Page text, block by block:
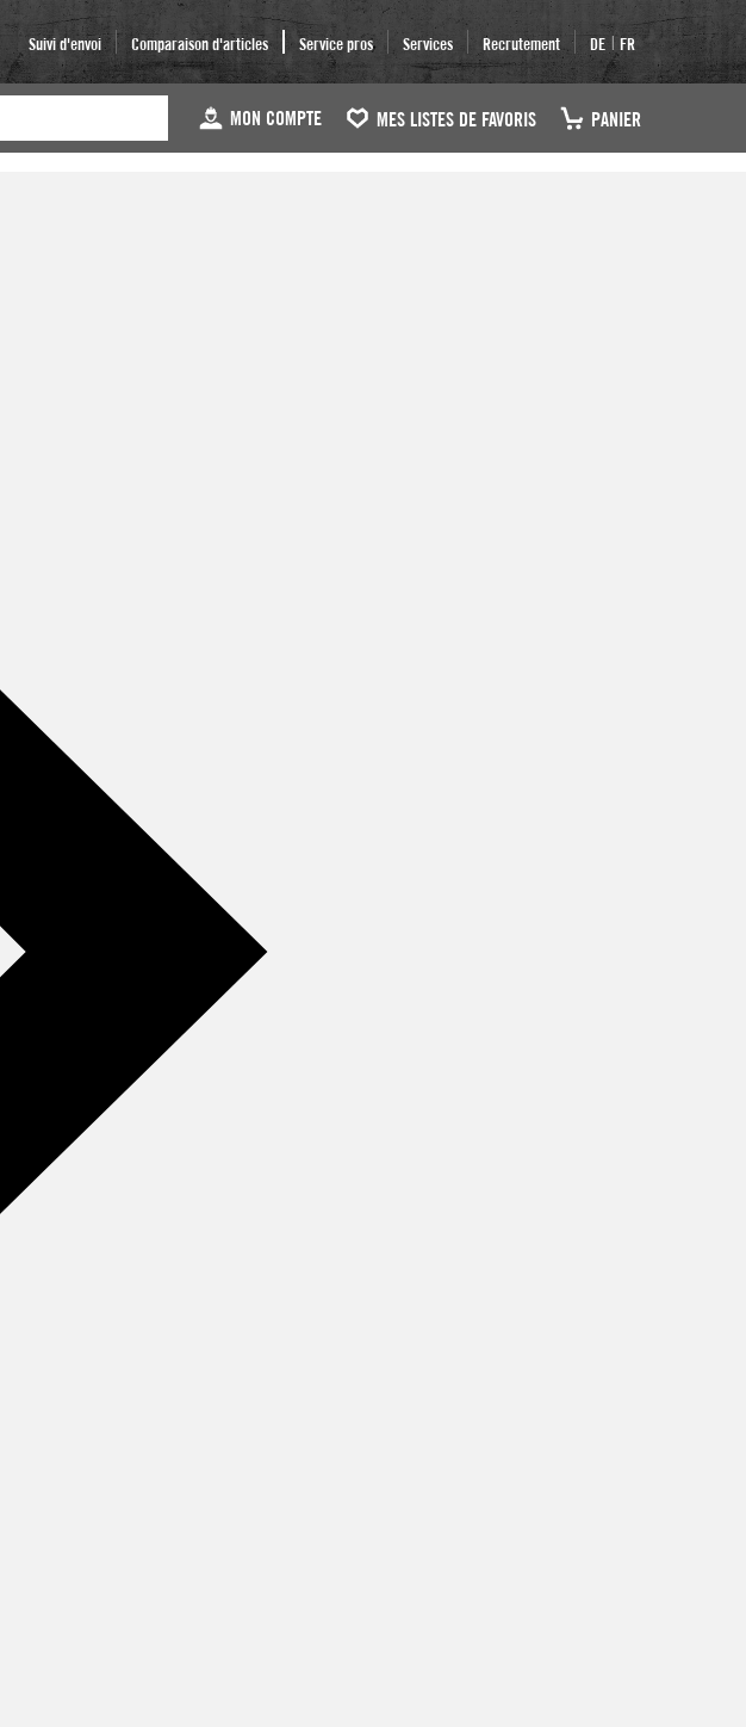
Suivi d'envoi Comparaison d'articles Service pros Services Recrutement DE | FR
MON COMPTE MES LISTES DE FAVORIS PANIER